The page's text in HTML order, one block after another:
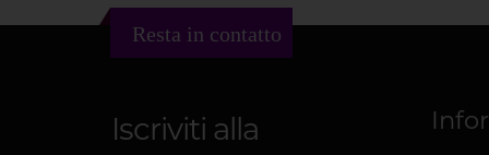
Resta in contatto
Iscriviti alla